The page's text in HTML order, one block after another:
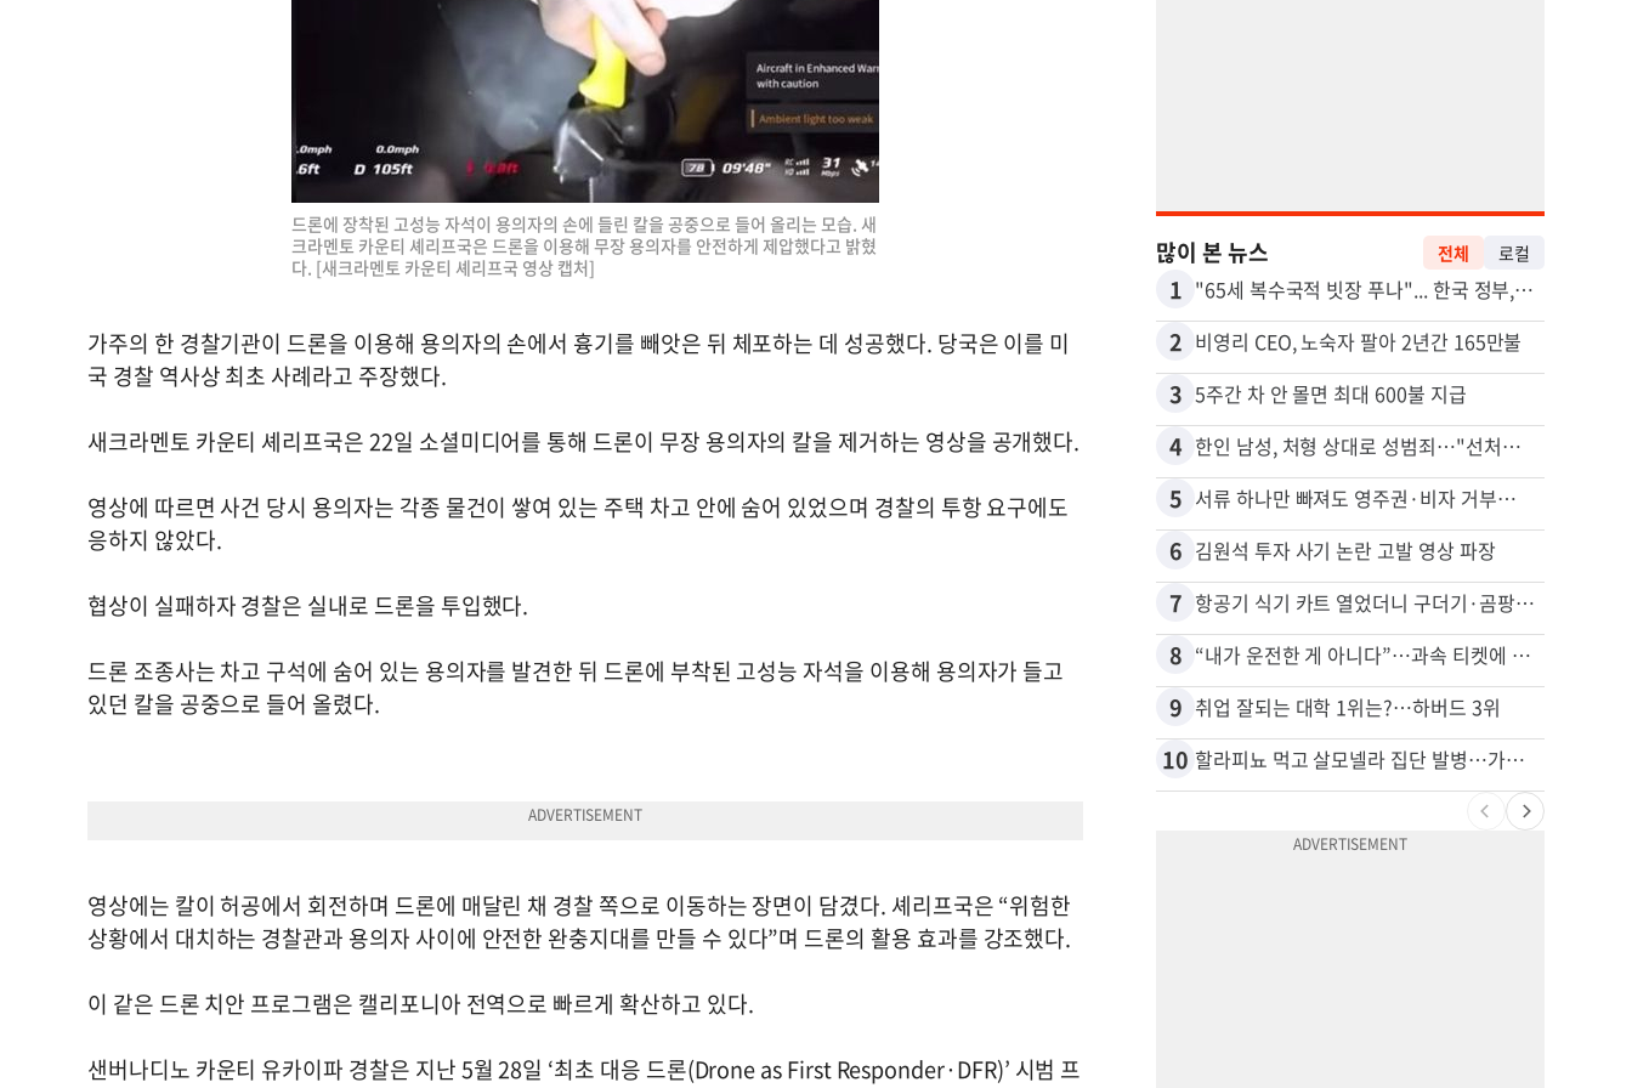
드론에 장착된 고성능 자석이 용의자의 손에 들린 칼을 공중으로 들어 올리는 모습. 새
크라멘토 카운티 셰리프국은 드론을 이용해 무장 용의자를 안전하게 제압했다고 밝혔
다. [새크라멘토 카운티 셰리프국 영상 캡처]
가주의 한 경찰기관이 드론을 이용해 용의자의 손에서 흉기를 빼앗은 뒤 체포하는 데 성공했다. 당국은 이를 미
국 경찰 역사상 최초 사례라고 주장했다.
새크라멘토 카운티 셰리프국은 22일 소셜미디어를 통해 드론이 무장 용의자의 칼을 제거하는 영상을 공개했다.
영상에 따르면 사건 당시 용의자는 각종 물건이 쌓여 있는 주택 차고 안에 숨어 있었으며 경찰의 투항 요구에도
응하지 않았다.
협상이 실패하자 경찰은 실내로 드론을 투입했다.
드론 조종사는 차고 구석에 숨어 있는 용의자를 발견한 뒤 드론에 부착된 고성능 자석을 이용해 용의자가 들고
있던 칼을 공중으로 들어 올렸다.
영상에는 칼이 허공에서 회전하며 드론에 매달린 채 경찰 쪽으로 이동하는 장면이 담겼다. 셰리프국은 “위험한
상황에서 대치하는 경찰관과 용의자 사이에 안전한 완충지대를 만들 수 있다”며 드론의 활용 효과를 강조했다.
이 같은 드론 치안 프로그램은 캘리포니아 전역으로 빠르게 확산하고 있다.
샌버나디노 카운티 유카이파 경찰은 지난 5월 28일 ‘최초 대응 드론(Drone as First Responder·DFR)’ 시범 프
많이 본 뉴스 전체 로컬
1 "65세 복수국적 빗장 푸나"... 한국 정부, 연령 완화 전면 추진
2 비영리 CEO, 노숙자 팔아 2년간 165만불
3 5주간 차 안 몰면 최대 600불 지급
4 한인 남성, 처형 상대로 성범죄…"선처해줬더니 배신자 취급"
5 서류 하나만 빠져도 영주권·비자 거부…심사관 재량권 대폭 확대
6 김원석 투자 사기 논란 고발 영상 파장
7 항공기 식기 카트 열었더니 구더기·곰팡이…LAX 기내식 업체 논란
8 “내가 운전한 게 아니다”…과속 티켓에 오토파일럿 탓한 운전자
9 취업 잘되는 대학 1위는?…하버드 3위
10 할라피뇨 먹고 살모넬라 집단 발병…가주 등 27개 주 확산